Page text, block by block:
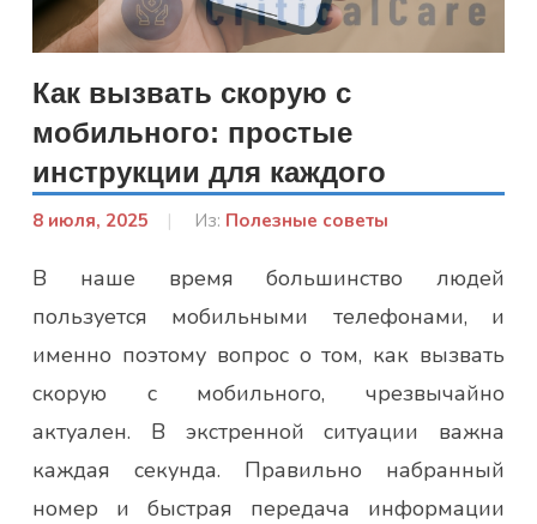
Как вызвать скорую с
мобильного: простые
инструкции для каждого
8 июля, 2025
От:
Юлія
Из: Полезные советы
В наше время большинство людей
пользуется мобильными телефонами, и
именно поэтому вопрос о том, как вызвать
скорую с мобильного, чрезвычайно
актуален. В экстренной ситуации важна
каждая секунда. Правильно набранный
номер и быстрая передача информации